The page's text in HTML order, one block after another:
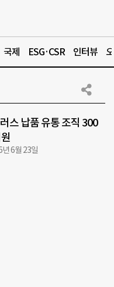
국제 ESG·CSR 인터뷰
스 납품 유통 조직 300
6월 23일